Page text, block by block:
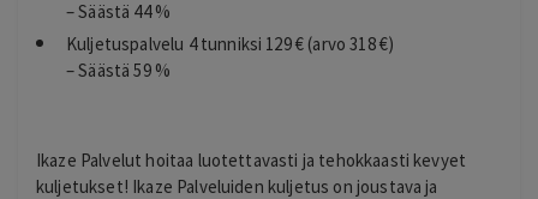
– Säästä 44 %
Kuljetuspalvelu 4 tunniksi 129 € (arvo 318 €)
– Säästä 59 %
Ikaze Palvelut hoitaa luotettavasti ja tehokkaasti kevyet
kuljetukset! Ikaze Palveluiden kuljetus on joustava ja